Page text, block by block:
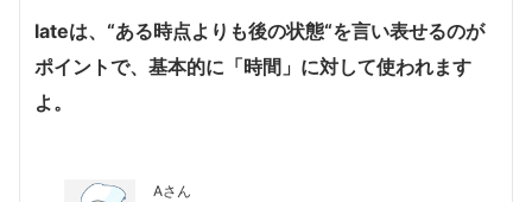
lateは、“ある時点よりも後の状態“を言い表せるのが
ポイントで、基本的に「時間」に対して使われます
よ。
Aさん